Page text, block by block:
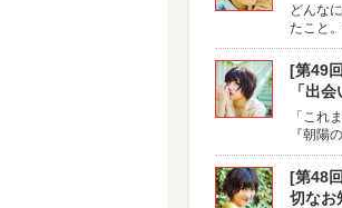
どんな
たこと
[第49
「出
「これ
『朝陽
[第48
切なお